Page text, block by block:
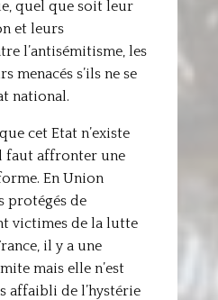
quel que soit leur
et leurs
l’antisémitisme, les
menacés s’ils ne se
national.
cet Etat n’existe
faut affronter une
En Union
protégés de
victimes de la lutte
il y a une
mais elle n’est
affaibli de l’hystérie